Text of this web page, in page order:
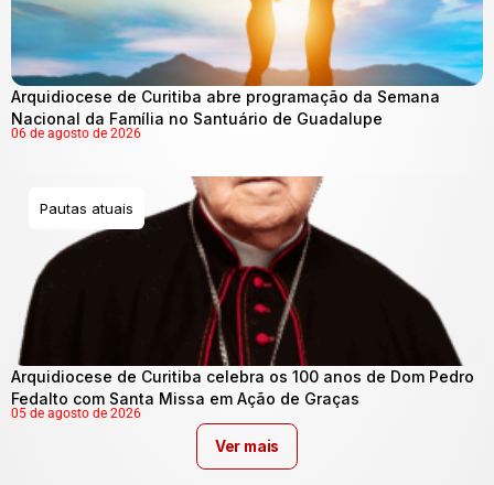
Arquidiocese de Curitiba abre programação da Semana
Nacional da Família no Santuário de Guadalupe
06 de agosto de 2026
Pautas atuais
Arquidiocese de Curitiba celebra os 100 anos de Dom Pedro
Fedalto com Santa Missa em Ação de Graças
05 de agosto de 2026
Ver mais